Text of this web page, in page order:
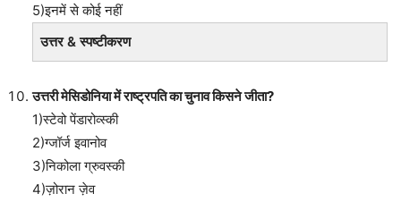
5)इनमें से कोई नहीं
उत्तर & स्पष्टीकरण
उत्तरी मेसिडोनिया में राष्ट्रपति का चुनाव किसने जीता?
1)स्टेवो पेंडारोव्स्की
2)ग्जॉर्ज इवानोव
3)निकोला ग्रुवस्की
4)ज़ोरान ज़ेव